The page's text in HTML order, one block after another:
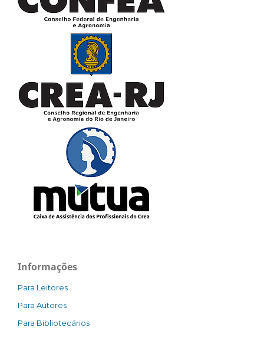
Informações
Para Leitores
Para Autores
Para Bibliotecários